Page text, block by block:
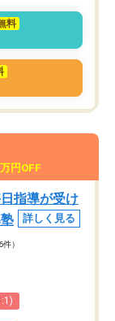
料
円OFF
指導が受け
詳しく見る
件）